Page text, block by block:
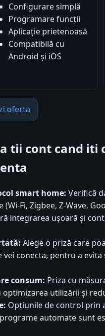
Configurare simplă
Programare funcții
Aplicație prietenoasă
Compatibilă cu
Android și iOS
oferta
tii cont cand iti
smart home: Verifică
Fi, Zigbee, Z-Wave,
integrarea ușoară și
Alege o priză care
vei conecta, pentru a
consum: Priza cu
utilizării și
Opțiunile de control prin
automate sunt